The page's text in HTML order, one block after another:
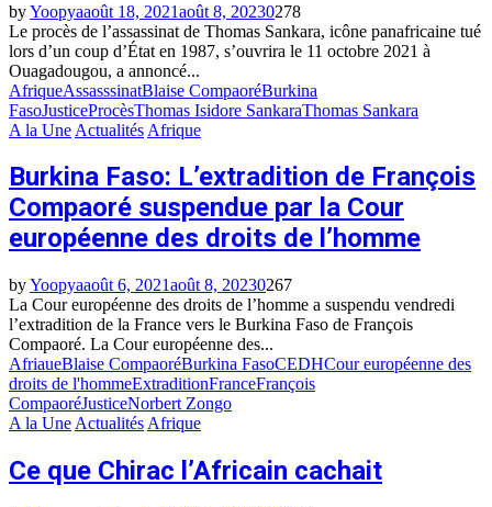
byYoopyaaoût 18, 2021août 8, 20230278
Le procès de l’assassinat de Thomas Sankara, icône panafricaine tué
lors d’un coup d’État en 1987, s’ouvrira le 11 octobre 2021 à
Ouagadougou, a annoncé...
AfriqueAssasssinatBlaise CompaoréBurkina
FasoJusticeProcèsThomas Isidore SankaraThomas Sankara
A la Une Actualités Afrique
Burkina Faso: L’extradition de François
Compaoré suspendue par la Cour
européenne des droits de l’homme
byYoopyaaoût 6, 2021août 8, 20230267
La Cour européenne des droits de l’homme a suspendu vendredi
l’extradition de la France vers le Burkina Faso de François
Compaoré. La Cour européenne des...
AfriaueBlaise CompaoréBurkina FasoCEDHCour européenne des
droits de l'hommeExtraditionFranceFrançois
CompaoréJusticeNorbert Zongo
A la Une Actualités Afrique
Ce que Chirac l’Africain cachait